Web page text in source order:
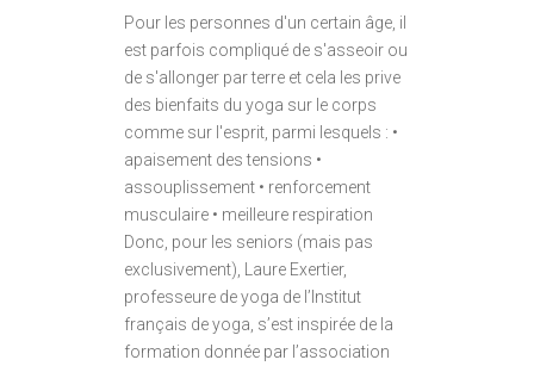
Pour les personnes d'un certain âge, il
est parfois compliqué de s'asseoir ou
de s'allonger par terre et cela les prive
des bienfaits du yoga sur le corps
comme sur l'esprit, parmi lesquels : •
apaisement des tensions •
assouplissement • renforcement
musculaire • meilleure respiration
Donc, pour les seniors (mais pas
exclusivement), Laure Exertier,
professeure de yoga de l’Institut
français de yoga, s’est inspirée de la
formation donnée par l’association